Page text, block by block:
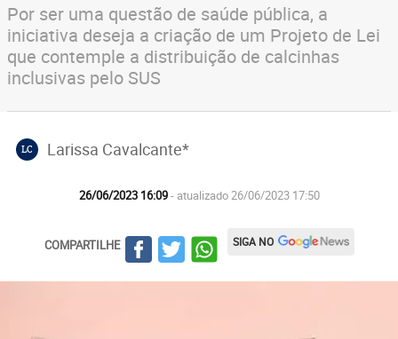
Por ser uma questão de saúde pública, a
iniciativa deseja a criação de um Projeto de Lei
que contemple a distribuição de calcinhas
inclusivas pelo SUS
LC Larissa Cavalcante*
26/06/2023 16:09- atualizado 26/06/2023 17:50
COMPARTILHE SIGA NO